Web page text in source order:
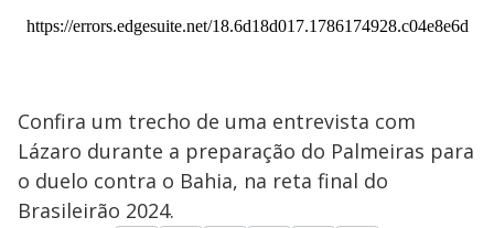
Confira um trecho de uma entrevista com
Lázaro durante a preparação do Palmeiras para
o duelo contra o Bahia, na reta final do
Brasileirão 2024.